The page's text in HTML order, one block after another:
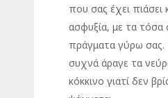
που σας έχει πιάσει
ασφυξία, με τα
πράγματα γύρω σας.
συχνά άραγε τα
κόκκινο γιατί δεν